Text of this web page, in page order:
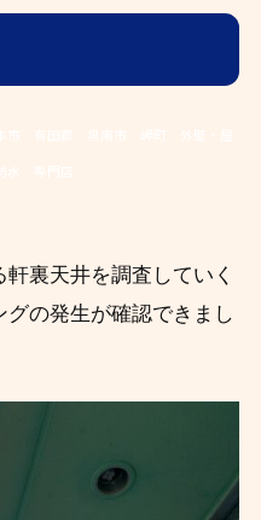
裏天井を調査していく
の発生が確認できまし